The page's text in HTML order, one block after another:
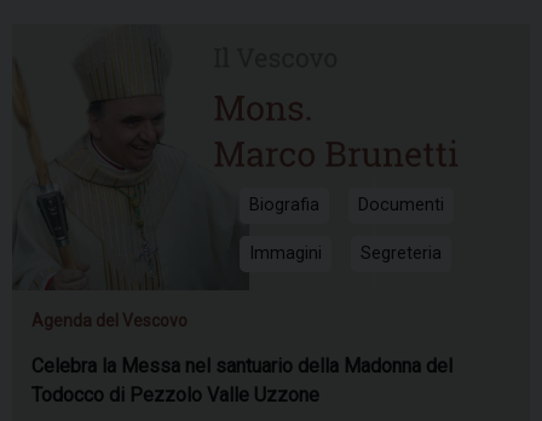
Biografia Documenti
Immagini Segreteria
Agenda del Vescovo
Celebra la Messa nel santuario della Madonna del
Todocco di Pezzolo Valle Uzzone